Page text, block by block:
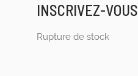
INSCRIVEZ-VOUS
Rupture de stock